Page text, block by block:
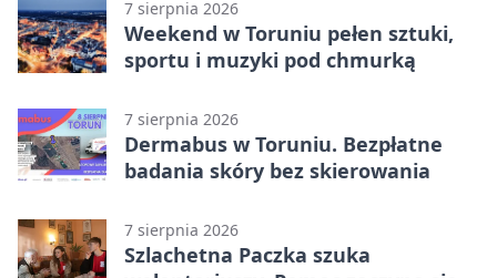
7 sierpnia 2026
Weekend w Toruniu pełen sztuki,
sportu i muzyki pod chmurką
7 sierpnia 2026
Dermabus w Toruniu. Bezpłatne
badania skóry bez skierowania
7 sierpnia 2026
Szlachetna Paczka szuka